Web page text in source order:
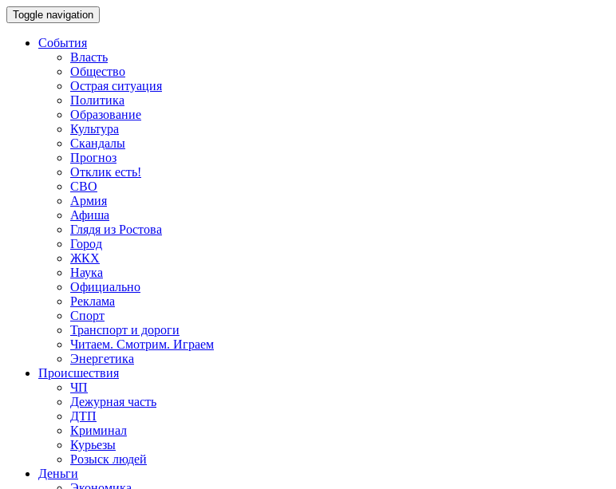
Toggle navigation
События
Власть
Общество
Острая ситуация
Политика
Образование
Культура
Скандалы
Прогноз
Отклик есть!
СВО
Армия
Афиша
Глядя из Ростова
Город
ЖКХ
Наука
Официально
Реклама
Спорт
Транспорт и дороги
Читаем. Смотрим. Играем
Энергетика
Происшествия
ЧП
Дежурная часть
ДТП
Криминал
Курьезы
Розыск людей
Деньги